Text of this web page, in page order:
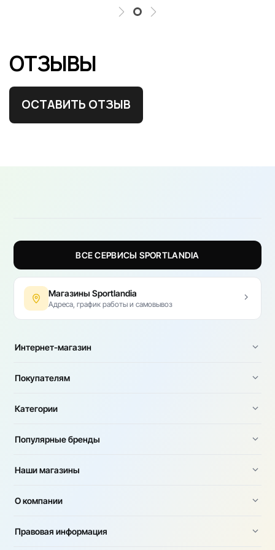
ОТЗЫВЫ
ОСТАВИТЬ ОТЗЫВ
ВСЕ СЕРВИСЫ SPORTLANDIA
Магазины Sportlandia
Адреса, график работы и самовывоз
Интернет-магазин
Покупателям
Категории
Популярные бренды
Наши магазины
О компании
Правовая информация